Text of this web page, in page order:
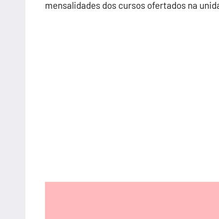
mensalidades dos cursos ofertados na